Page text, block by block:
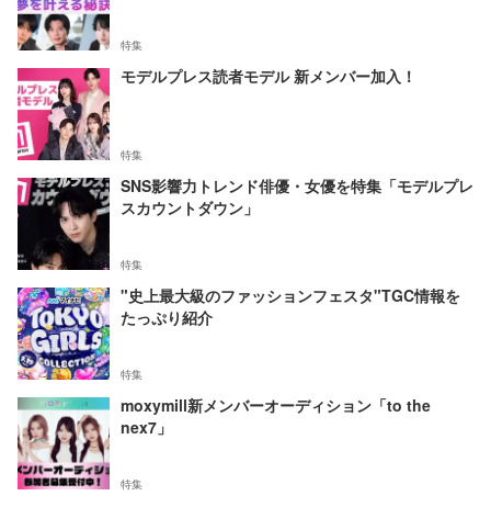
特集
モデルプレス読者モデル 新メンバー加入！
特集
SNS影響力トレンド俳優・女優を特集「モデルプレ
スカウントダウン」
特集
"史上最大級のファッションフェスタ"TGC情報を
たっぷり紹介
特集
moxymill新メンバーオーディション「to the
nex7」
特集